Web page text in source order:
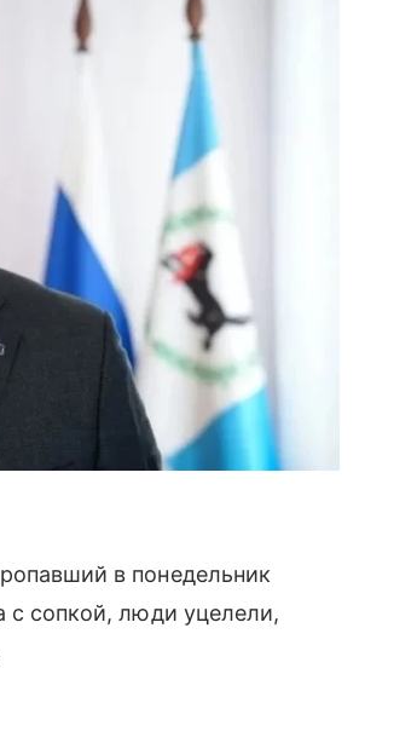
в понедельник
с сопкой, люди уцелели,